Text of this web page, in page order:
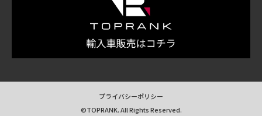
プライバシーポリシー
©TOPRANK. All Rights Reserved.